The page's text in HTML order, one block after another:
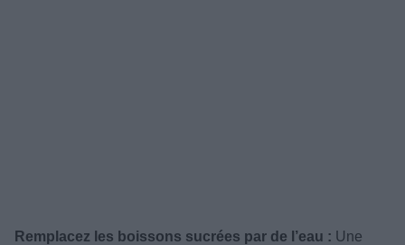
Remplacez les boissons sucrées par de l’eau : Une